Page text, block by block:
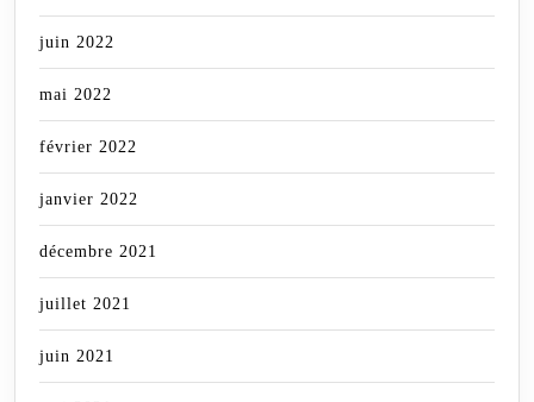
juin 2022
mai 2022
février 2022
janvier 2022
décembre 2021
juillet 2021
juin 2021